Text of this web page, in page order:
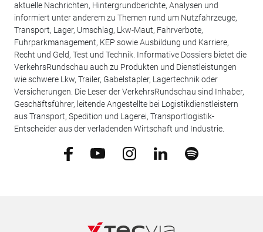
aktuelle Nachrichten, Hintergrundberichte, Analysen und
informiert unter anderem zu Themen rund um Nutzfahrzeuge,
Transport, Lager, Umschlag, Lkw-Maut, Fahrverbote,
Fuhrparkmanagement, KEP sowie Ausbildung und Karriere,
Recht und Geld, Test und Technik. Informative Dossiers bietet die
VerkehrsRundschau auch zu Produkten und Dienstleistungen
wie schwere Lkw, Trailer, Gabelstapler, Lagertechnik oder
Versicherungen. Die Leser der VerkehrsRundschau sind Inhaber,
Geschäftsführer, leitende Angestellte bei Logistikdienstleistern
aus Transport, Spedition und Lagerei, Transportlogistik-
Entscheider aus der verladenden Wirtschaft und Industrie.